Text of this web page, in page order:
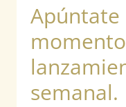
Apúntate
semanal.